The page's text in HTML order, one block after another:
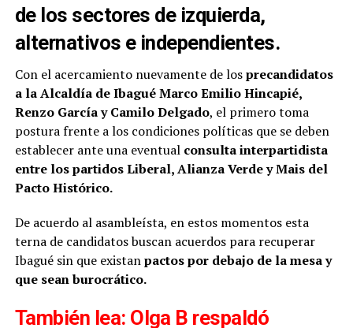
de los sectores de izquierda,
alternativos e independientes.
Con el acercamiento nuevamente de losprecandidatos
a la Alcaldía de Ibagué Marco Emilio Hincapié,
Renzo García y Camilo Delgado, el primero toma
postura frente a los condiciones políticas que se deben
establecer ante una eventual consulta interpartidista
entre los partidos Liberal, Alianza Verde y Mais del
Pacto Histórico.
De acuerdo al asambleísta, en estos momentos esta
terna de candidatos buscan acuerdos para recuperar
Ibagué sin que existanpactos por debajo de la mesa y
que sean burocrático.
También lea: Olga B respaldó